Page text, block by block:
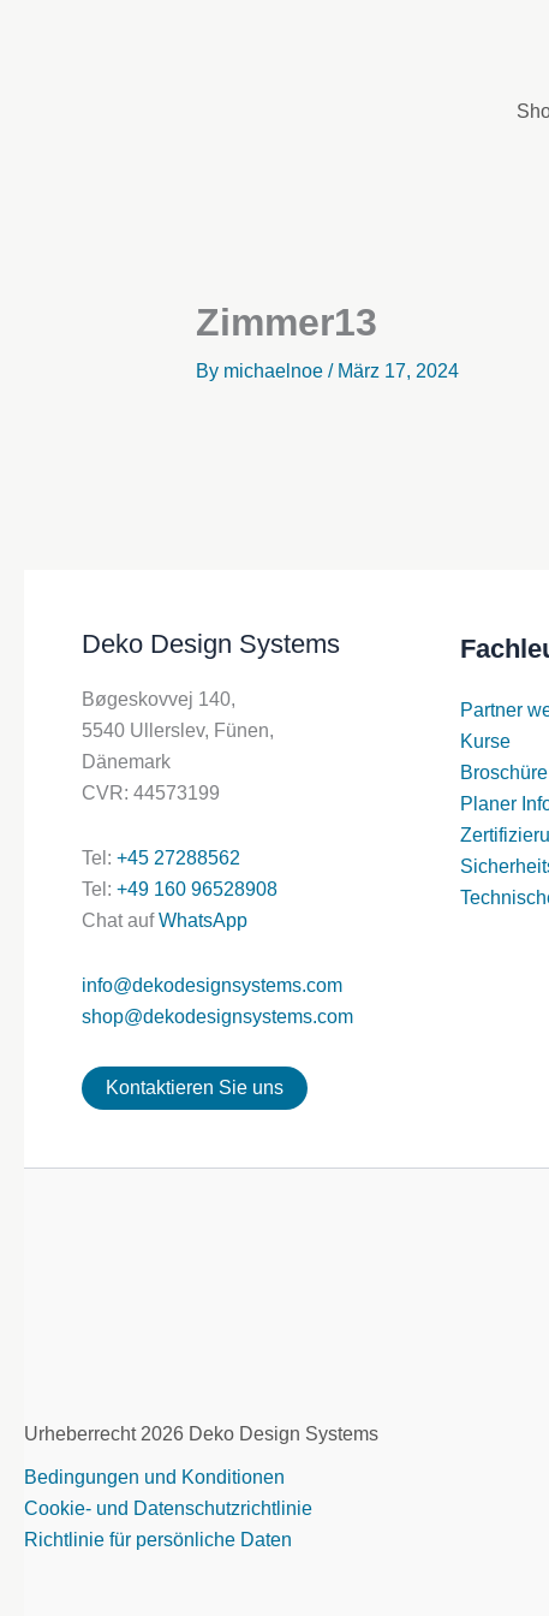
Zimmer13
By michaelnoe / März 17, 2024
Deko Design Systems
Bøgeskovvej 140,
5540 Ullerslev, Fünen,
Dänemark
CVR: 44573199
Tel: +45 27288562
Tel: +49 160 96528908
Chat aufWhatsApp
info@dekodesignsystems.com
shop@dekodesignsystems.com
Kontaktieren Sie uns
Partner
Kurse
Broschüre
Planer
Urheberrecht 2026 Deko Design Systems
Bedingungen und Konditionen
Cookie- und Datenschutzrichtlinie
Richtlinie für persönliche Daten